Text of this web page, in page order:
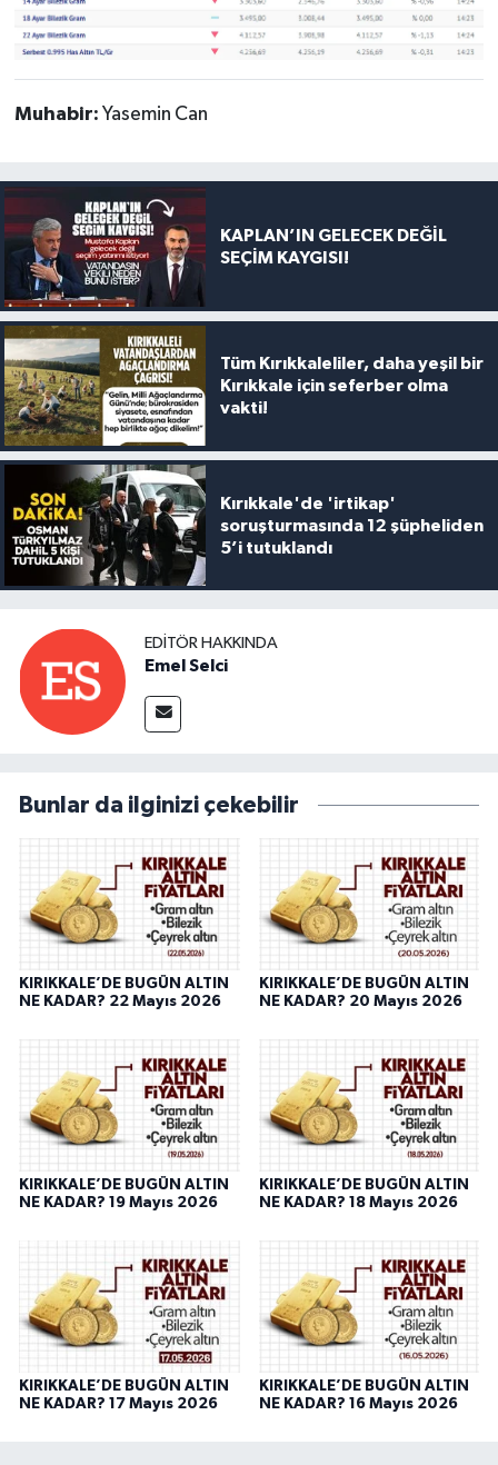
Muhabir: Yasemin Can
KAPLAN’IN GELECEK DEĞİL
SEÇİM KAYGISI!
Tüm Kırıkkaleliler, daha yeşil bir
Kırıkkale için seferber olma
vakti!
Kırıkkale'de 'irtikap'
soruşturmasında 12 şüpheliden
5’i tutuklandı
EDITÖR HAKKINDA
Emel Selci
Bunlar da ilginizi çekebilir
KIRIKKALE’DE BUGÜN ALTIN
NE KADAR? 22 Mayıs 2026
KIRIKKALE’DE BUGÜN ALTIN
NE KADAR? 20 Mayıs 2026
KIRIKKALE’DE BUGÜN ALTIN
NE KADAR? 19 Mayıs 2026
KIRIKKALE’DE BUGÜN ALTIN
NE KADAR? 18 Mayıs 2026
KIRIKKALE’DE BUGÜN ALTIN
NE KADAR? 17 Mayıs 2026
KIRIKKALE’DE BUGÜN ALTIN
NE KADAR? 16 Mayıs 2026